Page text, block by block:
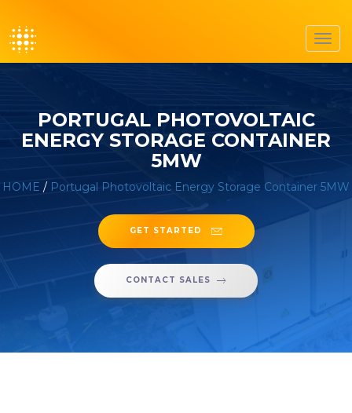
PORTUGAL PHOTOVOLTAIC
ENERGY STORAGE CONTAINER
5MW
HOME / Portugal Photovoltaic Energy Storage Container 5MW
GET STARTED
CONTACT SALES